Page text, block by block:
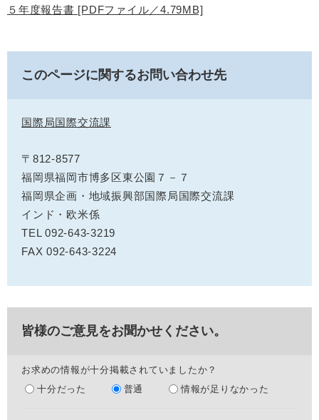
５年度報告書 [PDFファイル／4.79MB]
このページに関するお問い合わせ先
国際局国際交流課
〒812-8577
福岡県福岡市博多区東公園７－７
福岡県企画・地域振興部国際局国際交流課
インド・欧米係
TEL 092-643-3219
FAX 092-643-3224
皆様のご意見をお聞かせください。
お求めの情報が十分掲載されていましたか？
十分だった
普通 情報が足りなかった